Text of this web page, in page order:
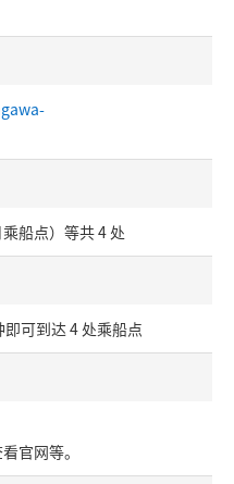
船点）等共 4 处
可到达 4 处乘船点
官网等。